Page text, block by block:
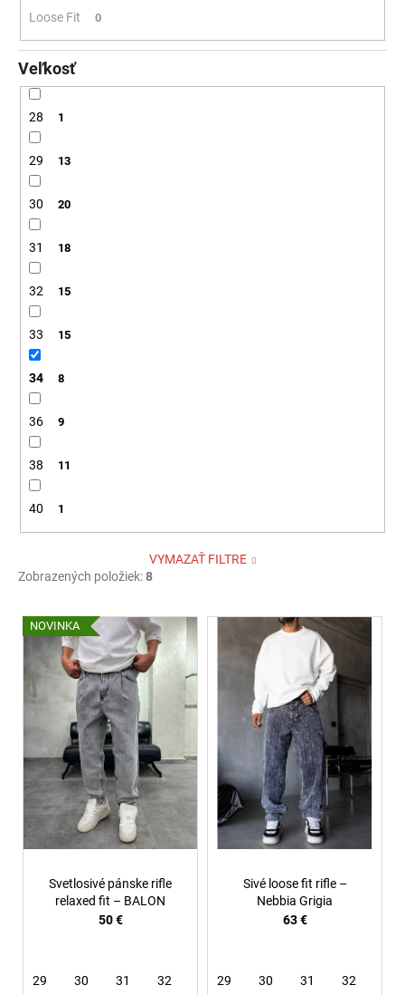
Loose Fit 0
Veľkosť
28 1
29 13
30 20
31 18
32 15
33 15
34 8
36 9
38 11
40 1
VYMAZAŤ FILTRE
Zobrazených položiek:8
V
p
r
o
u
k
NOVINKA
Svetlosivé pánske rifle
relaxed fit – BALON
50 €
29 30 31 32
Sivé loose fit rifle –
Nebbia Grigia
63 €
29 30 31 32